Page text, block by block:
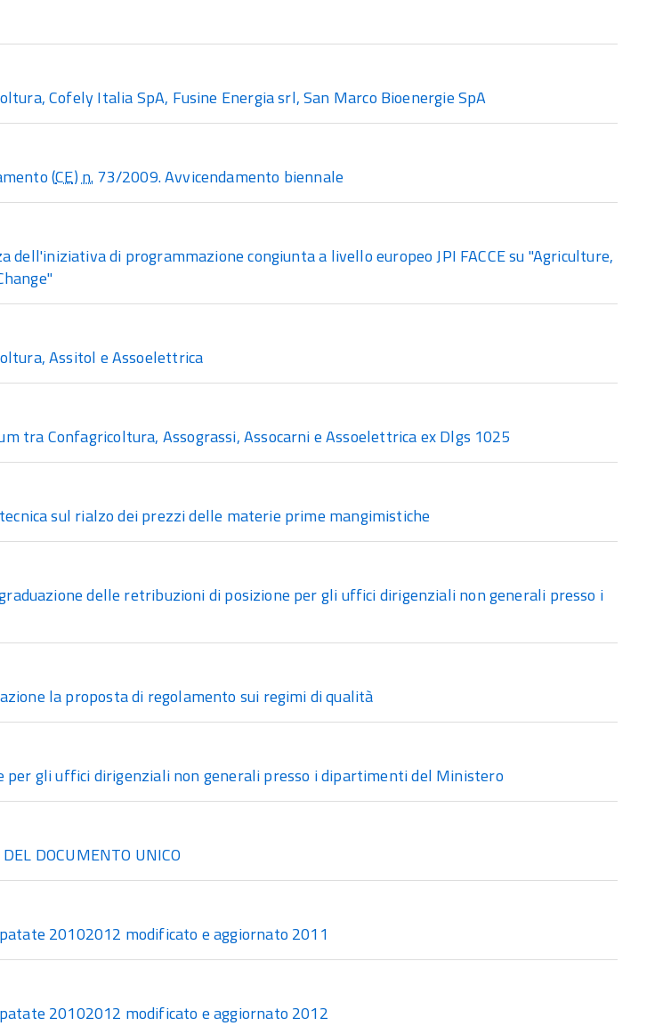
Cofely Italia SpA, Fusine Energia srl, San Marco Bioenergie SpA
(CE)n.73/2009. Avvicendamento biennale
dell'iniziativa di programmazione congiunta a livello europeo JPI FACCE su "Agriculture,
Assitol e Assoelettrica
tra Confagricoltura, Assograssi, Assocarni e Assoelettrica ex Dlgs 1025
sul rialzo dei prezzi delle materie prime mangimistiche
delle retribuzioni di posizione per gli uffici dirigenziali non generali presso i
la proposta di regolamento sui regimi di qualità
per gli uffici dirigenziali non generali presso i dipartimenti del Ministero
DOCUMENTO UNICO
20102012 modificato e aggiornato 2011
20102012 modificato e aggiornato 2012